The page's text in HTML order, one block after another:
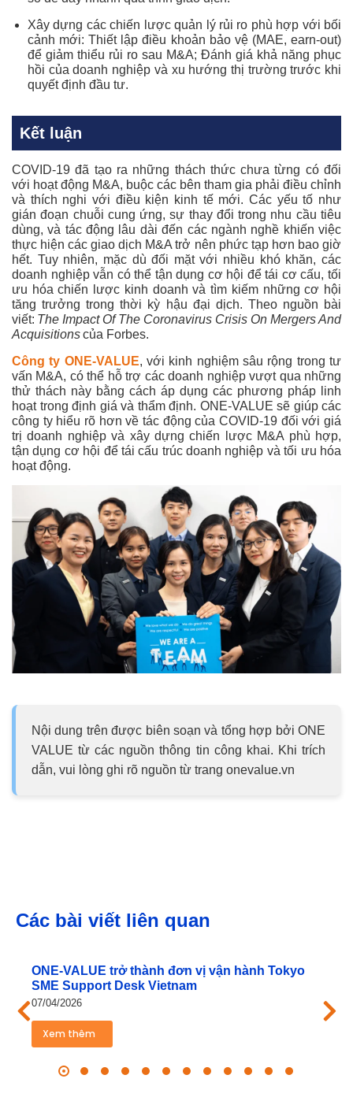
Xây dựng các chiến lược quản lý rủi ro phù hợp với bối
cảnh mới: Thiết lập điều khoản bảo vệ (MAE, earn-out)
để giảm thiểu rủi ro sau M&A; Đánh giá khả năng phục
hồi của doanh nghiệp và xu hướng thị trường trước khi
quyết định đầu tư.
Kết luận
COVID-19 đã tạo ra những thách thức chưa từng có đối
với hoạt động M&A, buộc các bên tham gia phải điều chỉnh
và thích nghi với điều kiện kinh tế mới. Các yếu tố như
gián đoạn chuỗi cung ứng, sự thay đổi trong nhu cầu tiêu
dùng, và tác động lâu dài đến các ngành nghề khiến việc
thực hiện các giao dịch M&A trở nên phức tạp hơn bao giờ
hết. Tuy nhiên, mặc dù đối mặt với nhiều khó khăn, các
doanh nghiệp vẫn có thể tận dụng cơ hội để tái cơ cấu, tối
ưu hóa chiến lược kinh doanh và tìm kiếm những cơ hội
tăng trưởng trong thời kỳ hậu đại dịch. Theo nguồn bài
viết: The Impact Of The Coronavirus Crisis On Mergers And
Acquisitionscủa Forbes.
Công ty ONE-VALUE, với kinh nghiệm sâu rộng trong tư
vấn M&A, có thể hỗ trợ các doanh nghiệp vượt qua những
thử thách này bằng cách áp dụng các phương pháp linh
hoạt trong định giá và thẩm định. ONE-VALUE sẽ giúp các
công ty hiểu rõ hơn về tác động của COVID-19 đối với giá
trị doanh nghiệp và xây dựng chiến lược M&A phù hợp,
tận dụng cơ hội để tái cấu trúc doanh nghiệp và tối ưu hóa
hoạt động.
Nội dung trên được biên soạn và tổng hợp bởi ONE
VALUE từ các nguồn thông tin công khai. Khi trích
dẫn, vui lòng ghi rõ nguồn từ trang onevalue.vn
Các bài viết liên quan
ONE‑VALUE trở thành đơn vị vận hành Tokyo
SME Support Desk Vietnam
07/04/2026
Xem thêm